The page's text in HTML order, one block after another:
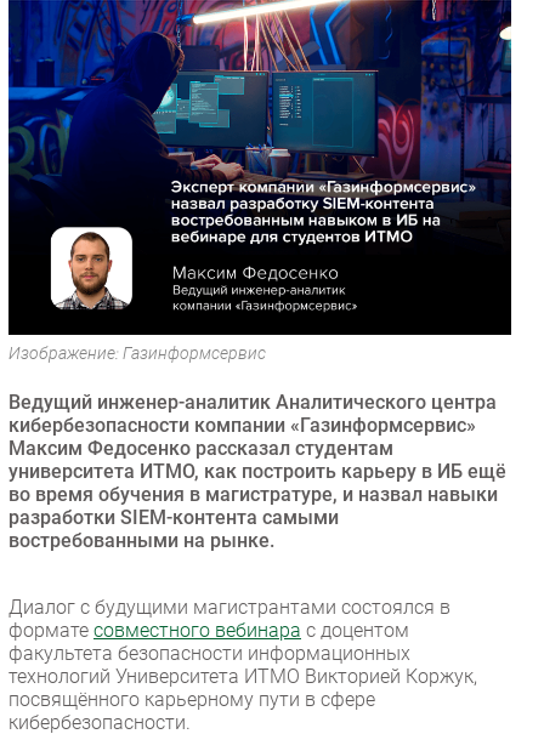
Оборудование
ПО
Outsourcing
Кадры
Регулирование
Финансы
Web
Безопасность
Инновации
Гаджеты
Здоровье
РАЗДЕЛЫ
Новости
Аналитика
Мероприятия
Проекты
IT класс
Тестовый стенд
Изображение: Газинформсервис
Ведущий инженер-аналитик Аналитического центра
кибербезопасности компании «Газинформсервис»
Максим Федосенко рассказал студентам
университета ИТМО, как построить карьеру в ИБ ещё
во время обучения в магистратуре, и назвал навыки
разработки SIEM-контента самыми
востребованными на рынке.
Диалог с будущими магистрантами состоялся в
формате совместного вебинара с доцентом
факультета безопасности информационных
технологий Университета ИТМО Викторией Коржук,
посвящённого карьерному пути в сфере
кибербезопасности.